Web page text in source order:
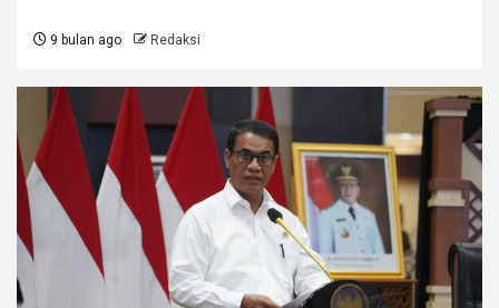
9 bulan ago Redaksi